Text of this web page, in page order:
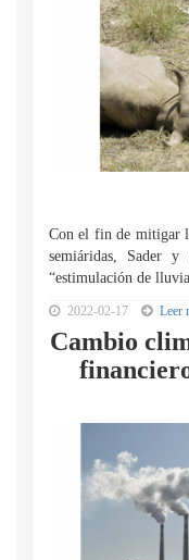
Con el fin de mitigar
semiáridas, Sader
“estimulación de
2022-02-17 Leer
Cambio